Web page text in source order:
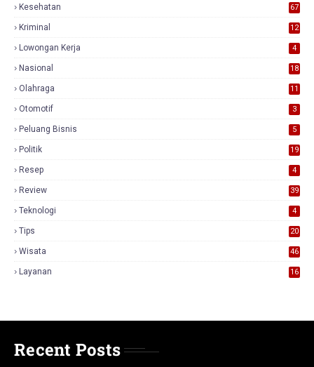
Kesehatan 67
Kriminal 12
Lowongan Kerja 4
Nasional
18
Olahraga 11
Otomotif 3
Peluang Bisnis 5
Politik 19
Resep 4
Review
39
Teknologi 4
Tips 20
Wisata 46
Layanan 16
Recent Posts